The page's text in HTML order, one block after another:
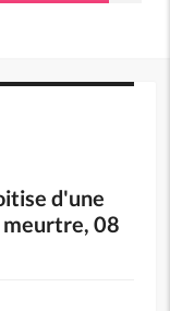
d'une
meurtre, 08